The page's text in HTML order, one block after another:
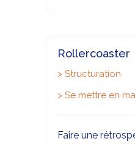
Rollercoaster
> Structuration
> Se mettre en
Faire une